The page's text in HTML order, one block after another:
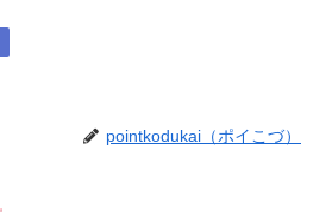
pointkodukai（ポイこづ）